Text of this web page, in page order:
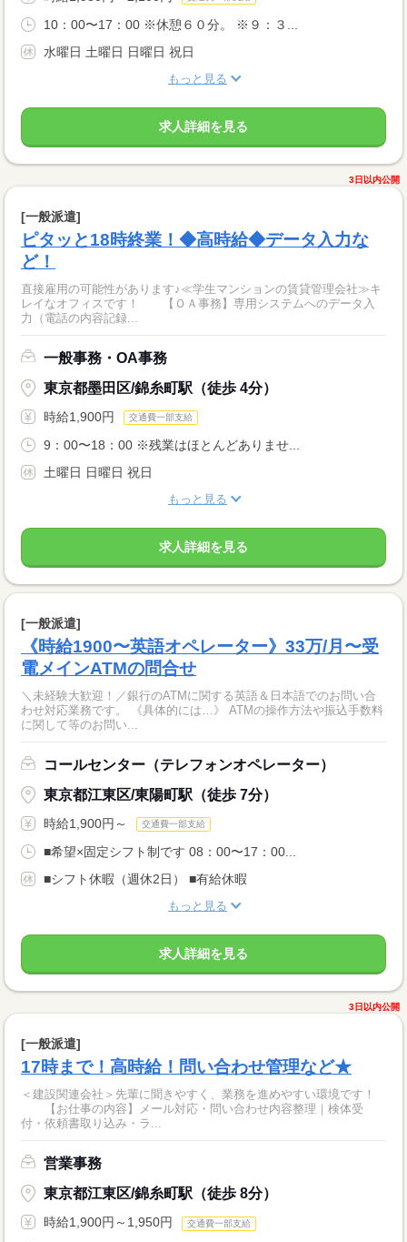
10：00〜17：00 ※休憩６０分。 ※９：３...
水曜日 土曜日 日曜日 祝日
もっと見る
求人詳細を見る
3日以内公開
[一般派遣]
ピタッと18時終業！◆高時給◆データ入力な
ど！
直接雇用の可能性があります♪≪学生マンションの賃貸管理会社≫キ
レイなオフィスです！ 【ＯＡ事務】専用システムへのデータ入
力（電話の内容記録...
一般事務・OA事務
東京都墨田区/錦糸町駅（徒歩 4分）
時給1,900円 交通費一部支給
9：00〜18：00 ※残業はほとんどありませ...
土曜日 日曜日 祝日
もっと見る
求人詳細を見る
[一般派遣]
《時給1900〜英語オペレーター》33万/月〜受
電メインATMの問合せ
＼未経験大歓迎！／銀行のATMに関する英語＆日本語でのお問い合
わせ対応業務です。 《具体的には…》 ATMの操作方法や振込手数料
に関して等のお問い...
コールセンター（テレフォンオペレーター）
東京都江東区/東陽町駅（徒歩 7分）
時給1,900円～ 交通費一部支給
■希望×固定シフト制です 08：00〜17：00...
■シフト休暇（週休2日） ■有給休暇
もっと見る
求人詳細を見る
3日以内公開
[一般派遣]
17時まで！高時給！問い合わせ管理など★
＜建設関連会社＞先輩に聞きやすく、業務を進めやすい環境です！
【お仕事の内容】メール対応・問い合わせ内容整理｜検体受
付・依頼書取り込み・ラ...
営業事務
東京都江東区/錦糸町駅（徒歩 8分）
時給1,900円～1,950円 交通費一部支給